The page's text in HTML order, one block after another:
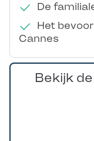
De
Het
Cannes
Bekijk